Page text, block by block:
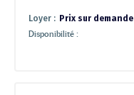
Loyer : Prix sur demande
Disponibilité :